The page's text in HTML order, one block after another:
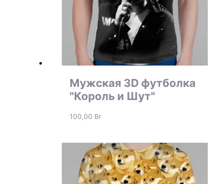
Мужская 3D футболка
"Король и Шут"
100,00 Br